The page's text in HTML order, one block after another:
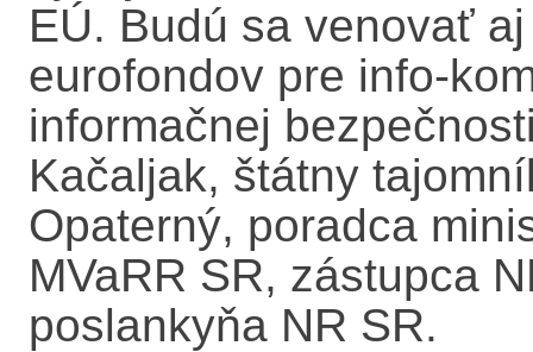
EÚ. Budú sa venovať
eurofondov pre info-
informačnej
Kačaljak, štátny
Opaterný, poradca
MVaRR SR, zástupca
poslankyňa NR SR.